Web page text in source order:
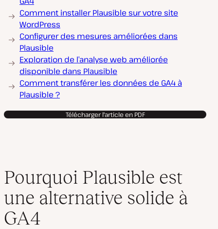
Comment installer Plausible sur votre site
WordPress
Configurer des mesures améliorées dans
Plausible
Exploration de l’analyse web améliorée
disponible dans Plausible
Comment transférer les données de GA4 à
Plausible ?
Télécharger l'article en PDF
Pourquoi Plausible est
une alternative solide à
GA4